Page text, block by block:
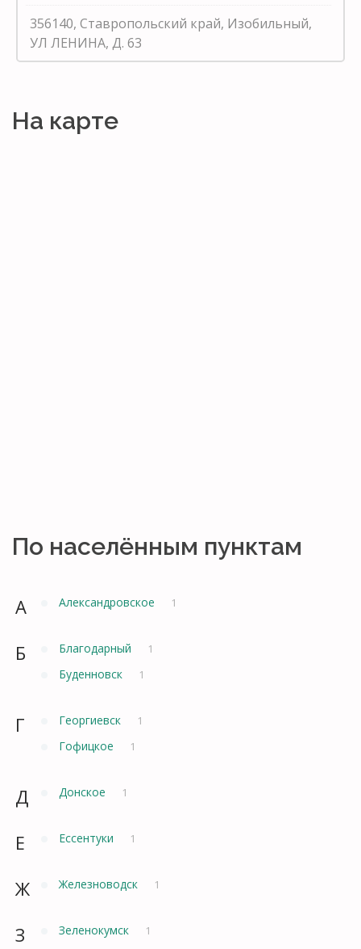
356140, Ставропольский край, Изобильный,
УЛ ЛЕНИНА, Д. 63
На карте
По населённым пунктам
А Александровское 1
Б Благодарный 1
Буденновск 1
Г Георгиевск 1
Гофицкое 1
Д Донское 1
Е Ессентуки 1
Ж Железноводск 1
З Зеленокумск 1